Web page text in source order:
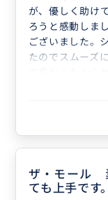
が、優しく助け
ろうと感動しま
ございました。
たのでスムーズ
またイタリアに
ザ・モール
ても上手です。